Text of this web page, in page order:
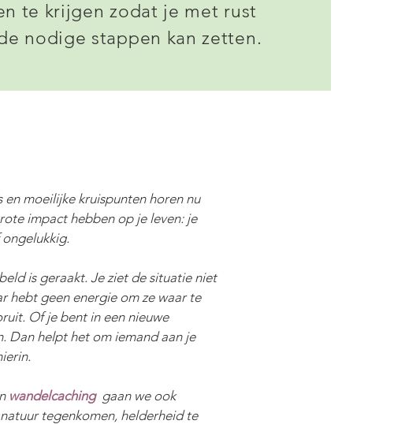
te krijgen zodat je met rust
nodige stappen kan zetten.
moeilijke kruispunten horen nu
impact hebben op je leven: je
is geraakt. Je ziet de situatie niet
hebt geen energie om ze waar te
Of je bent in een nieuwe
Dan helpt het om iemand aan je
wandelcachinggaan we ook
tegenkomen, helderheid te